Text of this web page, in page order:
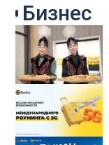
Бизнес